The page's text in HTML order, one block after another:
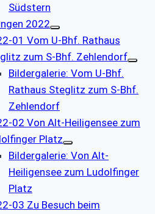
Südstern
2022
01 Vom U-Bhf. Rathaus
zum S-Bhf. Zehlendorf
Bildergalerie: Vom U-Bhf.
Rathaus Steglitz zum S-Bhf.
Zehlendorf
02 Von Alt-Heiligensee zum
Platz
Bildergalerie: Von Alt-
Heiligensee zum Ludolfinger
Platz
03 Zu Besuch beim